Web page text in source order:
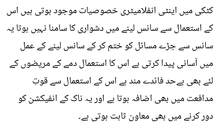
کٹکی میں اینٹی انفلامیٹری خصوصیات موجود ہوتی ہیں اس
کے استعمال سے سانس لینے میں دشواری کا سامنا نہیں ہوتا یہ
سانس سے جڑے مسائل کو ختم کر کے سانس لینے کے عمل
میں آسانی پیدا کرتی ہے اس کا استعمال دمے کے مریضوں کے
لئے بھی بےحد فائدے مند ہے اس کے استعمال سے قوتِ
مدافعت میں بھی اضافہ ہوتا ہے اور یہ ناک کے انفیکشن کو
دور کرنے میں بھی معاون ثابت ہوتی ہے۔